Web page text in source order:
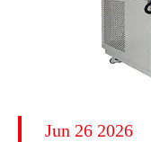
Jun 26 2026